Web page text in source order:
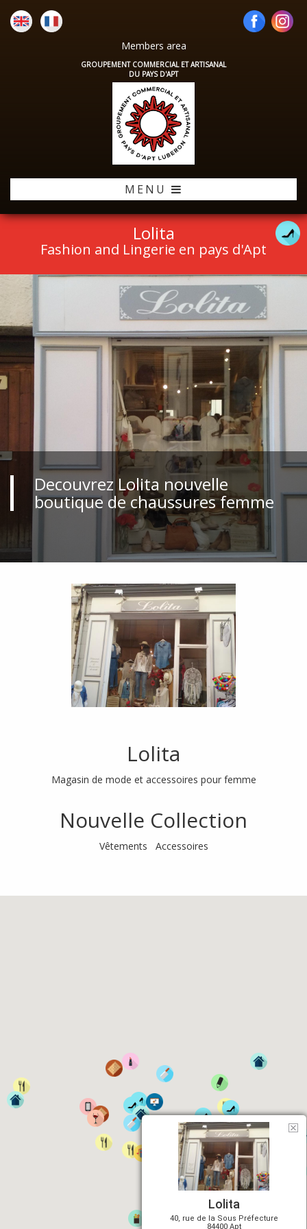
Members area
GROUPEMENT COMMERCIAL ET ARTISANAL
DU PAYS D'APT
MENU
Lolita
Fashion and Lingerie en pays d'Apt
Decouvrez Lolita nouvelle
boutique de chaussures femme
Lolita
Magasin de mode et accessoires pour femme
Nouvelle Collection
Vêtements Accessoires
Lolita
40, rue de la Sous Préfecture
84400 Apt